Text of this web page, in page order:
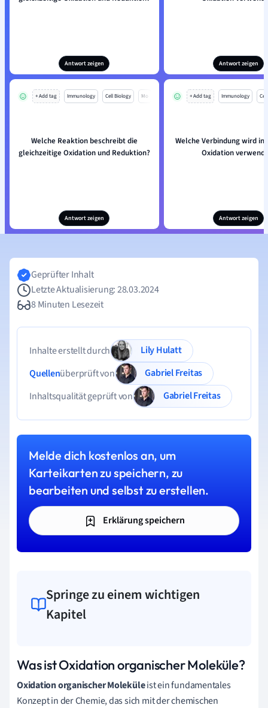
Antwort zeigen Antwort zeigen
+ Add tag Immunology Cell Biology Mo
Welche Reaktion beschreibt die
gleichzeitige Oxidation und Reduktion?
Antwort zeigen
+ Add tag Immunology
Welche Verbindung wird in
Oxidation
Antwort zeigen
Geprüfter Inhalt
Letzte Aktualisierung: 28.03.2024
8 Minuten Lesezeit
Inhalte erstellt durch
Lily Hulatt
Quellenüberprüft von
Gabriel Freitas
Inhaltsqualität geprüft von
Gabriel Freitas
Melde dich kostenlos an, um
Karteikarten zu speichern, zu
bearbeiten und selbst zu erstellen.
Erklärung speichern
Springe zu einem wichtigen
Kapitel
Was ist Oxidation organischer Moleküle?
Oxidation organischer Moleküleist ein fundamentales
Konzept in der Chemie, das sich mit der chemischen